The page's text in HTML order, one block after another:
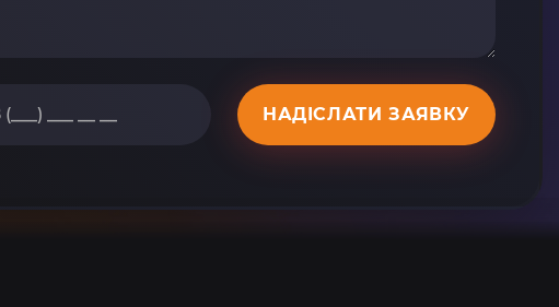
НАДІСЛАТИ ЗАЯВКУ